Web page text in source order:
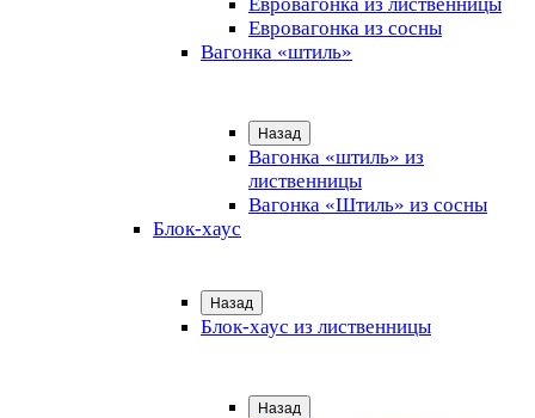
Евровагонка из сосны
Вагонка «штиль»
Назад
Вагонка «штиль» из
лиственницы
Вагонка «Штиль» из сосны
Блок-хаус
Назад
Блок-хаус из лиственницы
Назад